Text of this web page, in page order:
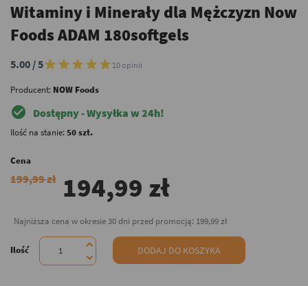
Witaminy i Minerały dla Mężczyzn Now
Foods ADAM 180softgels
5.00 / 5 10 opinii
Producent: NOW Foods
check_circle Dostępny - Wysyłka w 24h!
Ilość na stanie:50 szt.
Cena
199,99 zł 194,99 zł
Najniższa cena w okresie 30 dni przed promocją: 199,99 zł
Ilość DODAJ DO KOSZYKA